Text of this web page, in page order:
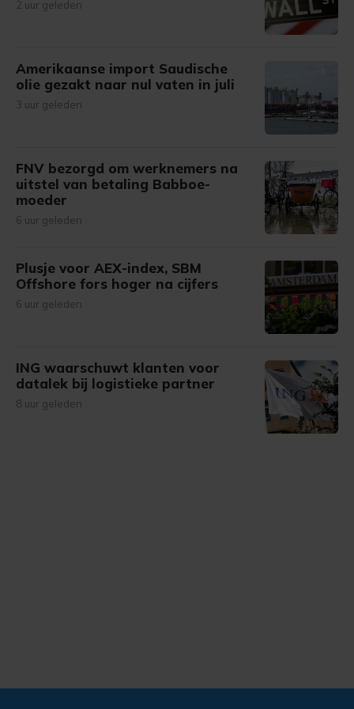
2 uur geleden
Amerikaanse import Saudische
olie gezakt naar nul vaten in juli
3 uur geleden
FNV bezorgd om werknemers na
uitstel van betaling Babboe-
moeder
6 uur geleden
Plusje voor AEX-index, SBM
Offshore fors hoger na cijfers
6 uur geleden
ING waarschuwt klanten voor
datalek bij logistieke partner
8 uur geleden